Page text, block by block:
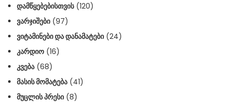
ᲓᲐᲛᲬᲧᲔᲑᲔᲑᲘᲡᲗᲕᲘᲡ(120)
ᲕᲐᲠᲯᲘᲨᲔᲑᲘ (97)
ᲕᲘᲢᲐᲛᲘᲜᲔᲑᲘ ᲓᲐ ᲓᲐᲜᲐᲛᲐᲢᲔᲑᲘ (24)
ᲙᲐᲠᲓᲘᲝ (16)
ᲙᲕᲔᲑᲐ (68)
ᲛᲐᲡᲘᲡ ᲛᲝᲛᲐᲢᲔᲑᲐ (41)
ᲛᲣᲪᲚᲘᲡ ᲞᲠᲔᲡᲘ (8)